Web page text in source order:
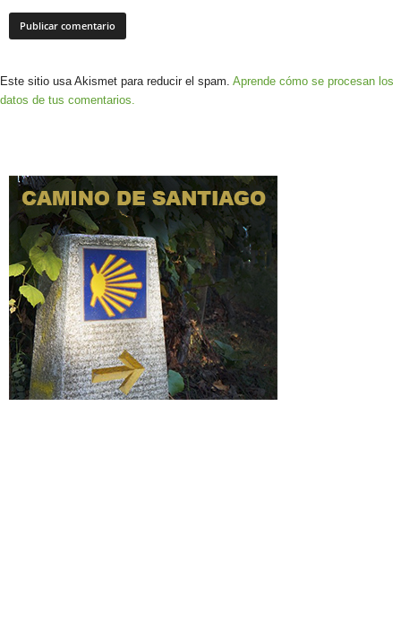
Este sitio usa Akismet para reducir el spam. Aprende cómo se procesan los
datos de tus comentarios.